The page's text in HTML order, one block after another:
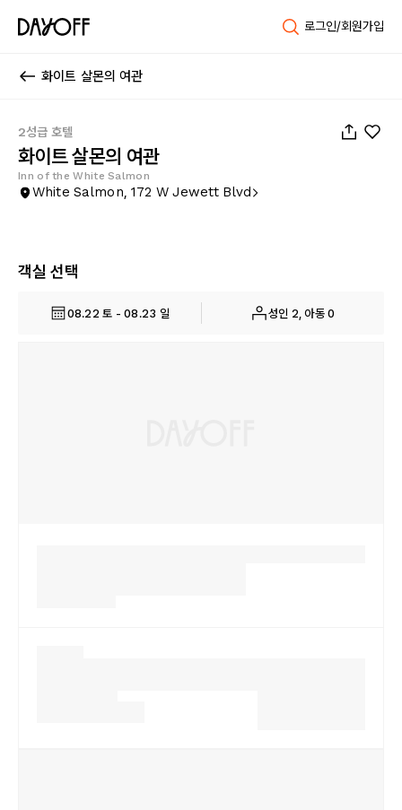
로그인/회원가입
화이트 살몬의 여관
2성급 호텔
화이트 살몬의 여관
Inn of the White Salmon
White Salmon, 172 W Jewett Blvd
객실 선택
08.22 토 - 08.23 일 성인 2, 아동 0